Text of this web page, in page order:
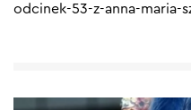
odcinek-53-z-anna-maria-